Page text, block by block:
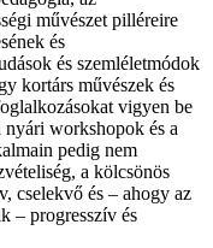
művészet pilléreire
és
és szemléletmódok
kortárs művészek és
vigyen be
nyári workshopok és a
pedig nem
a kölcsönös
cselekvő és – ahogy az
– progresszív és